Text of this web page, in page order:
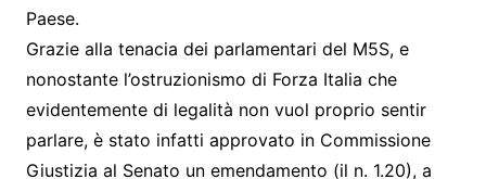
Paese.
Grazie alla tenacia dei parlamentari del M5S, e
nonostante l’ostruzionismo di Forza Italia che
evidentemente di legalità non vuol proprio sentir
parlare, è stato infatti approvato in Commissione
Giustizia al Senato un emendamento (il n. 1.20), a